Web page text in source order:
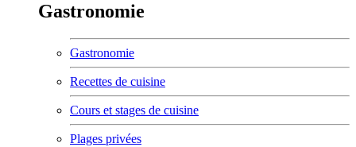
Gastronomie
Gastronomie
Recettes de cuisine
Cours et stages de cuisine
Plages privées